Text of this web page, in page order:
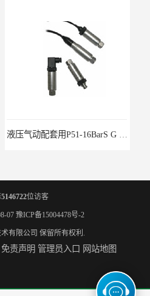
液压气动配套用P51-16BarS G -A-MD-20MA 压力变送器
压力变送器 铜液氨冷器配套用UYB-8003物位变送器
5146722位访客
07 豫ICP备15004478号-2
有限公司 保留所有权利.
免责声明 管理员入口 网站地图